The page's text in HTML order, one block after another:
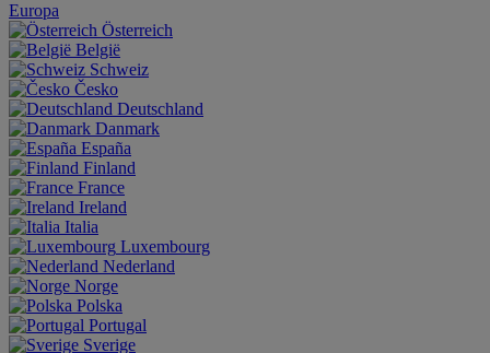
Europa
Österreich
België
Schweiz
Česko
Deutschland
Danmark
España
Finland
France
Ireland
Italia
Luxembourg
Nederland
Norge
Polska
Portugal
Sverige